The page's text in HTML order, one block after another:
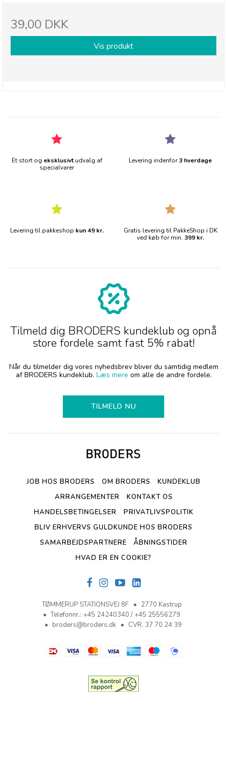
39,00 DKK
Vis produkt
Et stort og eksklusivtudvalg af
specialvarer
Levering indenfor3 hverdage
Levering til pakkeshop kun 49 kr.
Gratis levering til PakkeShop i DK
ved køb for min. 399 kr.
Tilmeld dig BRODERS kundeklub og opnå
store fordele samt fast 5% rabat!
Når du tilmelder dig vores nyhedsbrev bliver du samtidig medlem
af BRODERS kundeklub. Læs mere om alle de andre fordele.
TILMELD NU
JOB HOS BRODERS OM BRODERS
KUNDEKLUB
ARRANGEMENTER
KONTAKT OS
HANDELSBETINGELSER
PRIVATLIVSPOLITIK
BLIV ERHVERVS GULDKUNDE HOS BRODERS
SAMARBEJDSPARTNERE
ÅBNINGSTIDER
HVAD ER EN COOKIE?
TØMMERUP STATIONSVEJ 8F
2770 Kastrup
Telefonnr.: +45 24240340 / +45 25556279
broders@broders.dk
CVR. 37 70 24 39